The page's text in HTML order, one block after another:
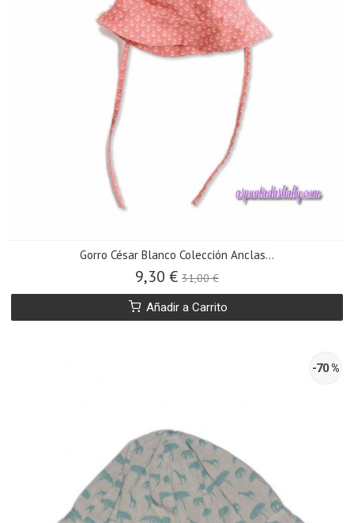
Gorro César Blanco Colección Anclas...
9,30 € 31,00 €
Añadir a Carrito
-70 %